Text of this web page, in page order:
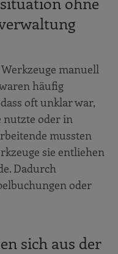
manuell
häufig
oft unklar war,
nutzte oder in
mussten
sie entliehen
Dadurch
oder
sich aus der